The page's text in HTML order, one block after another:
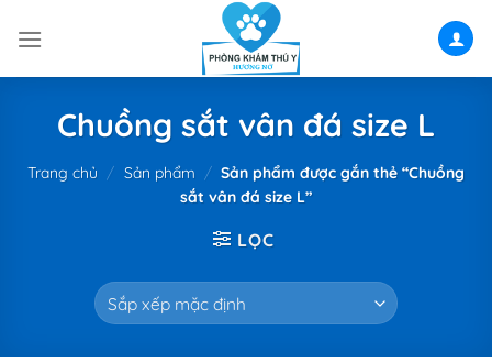
Chuồng sắt vân đá size L
Trang chủ / Sản phẩm / Sản phẩm được gắn thẻ “Chuồng
sắt vân đá size L”
LỌC